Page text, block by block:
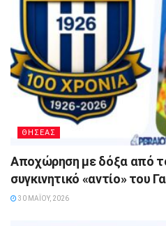
ΘΗΣΕΑΣ
Αποχώρηση με δόξα από
συγκινητικό «αντίο» του
30 ΜΑΪ́ΟΥ, 2026